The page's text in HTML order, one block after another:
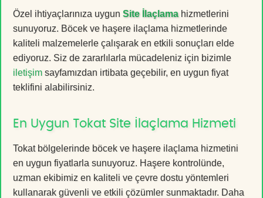
Özel ihtiyaçlarınıza uygun Site İlaçlamahizmetlerini
sunuyoruz. Böcek ve haşere ilaçlama hizmetlerinde
kaliteli malzemelerle çalışarak en etkili sonuçları elde
ediyoruz. Siz de zararlılarla mücadeleniz için bizimle
iletişim sayfamızdan irtibata geçebilir, en uygun fiyat
teklifini alabilirsiniz.
En Uygun Tokat Site İlaçlama Hizmeti
Tokat bölgelerinde böcek ve haşere ilaçlama hizmetini
en uygun fiyatlarla sunuyoruz. Haşere kontrolünde,
uzman ekibimiz en kaliteli ve çevre dostu yöntemleri
kullanarak güvenli ve etkili çözümler sunmaktadır. Daha